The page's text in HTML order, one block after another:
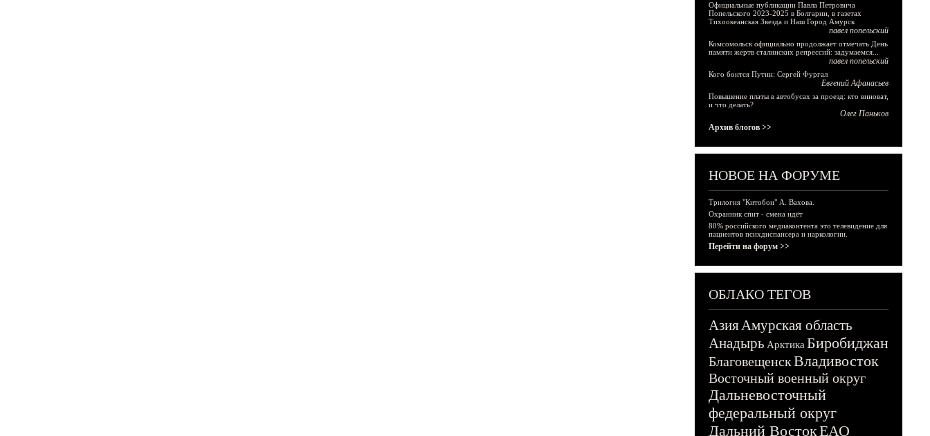
Официальные публикации Павла Петровича
Попельского 2023-2025 в Болгарии, в газетах
Тихоокеанская Звезда и Наш Город Амурск
павел попельский
Комсомольск официально продолжает отмечать День
памяти жертв сталинских репрессий: задумаемся...
павел попельский
Кого боится Путин: Сергей Фургал
Евгений Афанасьев
Повышение платы в автобусах за проезд: кто виноват,
и что делать?
Олег Паньков
Архив блогов >>
НОВОЕ НА ФОРУМЕ
Трилогия "Китобои" А. Вахова.
Охранник спит - смена идёт
80% российского медиаконтента это телевидение для
пациентов психдиспансера и наркологии.
Перейти на форум >>
ОБЛАКО ТЕГОВ
АзияАмурская область
Анадырь Арктика Биробиджан
БлаговещенскВладивосток
Восточный военный округ
Дальневосточный
федеральный округ
Дальний ВостокЕАО